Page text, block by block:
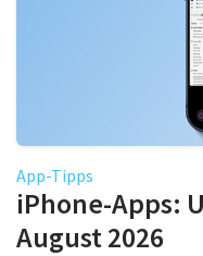
App-Tipps
iPhone-Apps:
August 2026